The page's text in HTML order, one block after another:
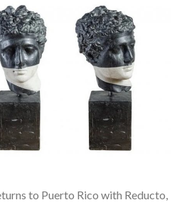
to Puerto Rico with Reducto,